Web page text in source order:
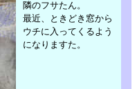
隣のフサたん。
最近、ときどき窓から
ウチに入ってくるよう
になりますた。